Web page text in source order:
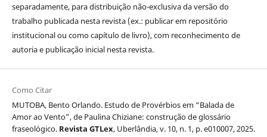
separadamente, para distribuição não-exclusiva da versão do
trabalho publicada nesta revista (ex.: publicar em repositório
institucional ou como capítulo de livro), com reconhecimento de
autoria e publicação inicial nesta revista.
Como Citar
MUTOBA, Bento Orlando. Estudo de Provérbios em “Balada de
Amor ao Vento”, de Paulina Chiziane: construção de glossário
fraseológico. Revista GTLex, Uberlândia, v. 10, n. 1, p. e010007, 2025.